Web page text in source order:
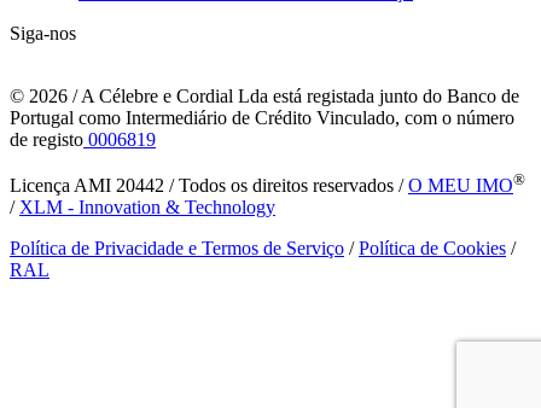
Siga-nos
© 2026 / A Célebre e Cordial Lda está registada junto do Banco de
Portugal como Intermediário de Crédito Vinculado, com o número
de registo 0006819
Licença AMI 20442 / Todos os direitos reservados /O MEU IMO®
/ XLM - Innovation & Technology
Política de Privacidade e Termos de Serviço /Política de Cookies /
RAL